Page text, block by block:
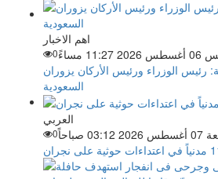
اهم الاخبار
مساءً
0
رئيس الوزراء ورئيس الأركان يزوران
السعودية
العربي
صباحاً
0